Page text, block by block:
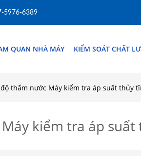
5976-6389
QUAN NHÀ MÁY KIỂM SOÁT CHẤT
thấm nước Máy kiểm tra áp suất thủy
kiểm tra áp